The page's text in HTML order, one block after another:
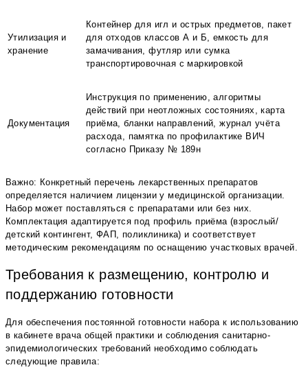
Утилизация и
хранение
Контейнер для игл и острых предметов, пакет
для отходов классов А и Б, емкость для
замачивания, футляр или сумка
транспортировочная с маркировкой
Документация
Инструкция по применению, алгоритмы
действий при неотложных состояниях, карта
приёма, бланки направлений, журнал учёта
расхода, памятка по профилактике ВИЧ
согласно Приказу № 189н
Важно: Конкретный перечень лекарственных препаратов
определяется наличием лицензии у медицинской организации.
Набор может поставляться с препаратами или без них.
Комплектация адаптируется под профиль приёма (взрослый/
детский контингент, ФАП, поликлиника) и соответствует
методическим рекомендациям по оснащению участковых врачей.
Требования к размещению, контролю и
поддержанию готовности
Для обеспечения постоянной готовности набора к использованию
в кабинете врача общей практики и соблюдения санитарно-
эпидемиологических требований необходимо соблюдать
следующие правила: